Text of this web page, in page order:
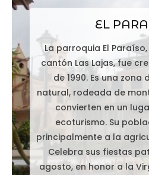
EL
La parroquia El
cantón Las Lajas, fue
de 1990. Es una zona
natural, rodeada de
convierten en un
ecoturismo. Su
principalmente a la
Celebra sus fiestas
agosto, en honor a la